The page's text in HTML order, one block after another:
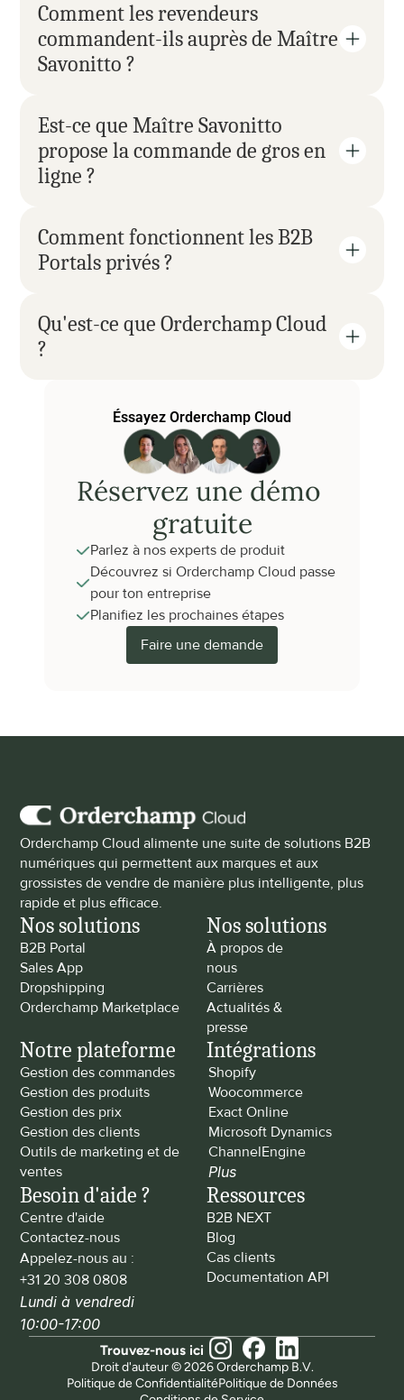
Comment les revendeurs
commandent-ils auprès de Maître
Savonitto ?
Est-ce que Maître Savonitto
propose la commande de gros en
ligne ?
Comment fonctionnent les B2B
Portals privés ?
Qu'est-ce que Orderchamp Cloud
?
Éssayez Orderchamp Cloud
Réservez une démo
gratuite
Parlez à nos experts de produit
Découvrez si Orderchamp Cloud passe
pour ton entreprise
Planifiez les prochaines étapes
Faire une demande
Orderchamp Cloud alimente une suite de solutions B2B
numériques qui permettent aux marques et aux
grossistes de vendre de manière plus intelligente, plus
rapide et plus efficace.
Nos solutions
B2B Portal
Sales App
Dropshipping
Orderchamp Marketplace
Nos solutions
À propos de
nous
Carrières
Actualités &
presse
Notre plateforme
Gestion des commandes
Gestion des produits
Gestion des prix
Gestion des clients
Outils de marketing et de
ventes
Intégrations
Shopify
Woocommerce
Exact Online
Microsoft Dynamics
ChannelEngine
Plus
Besoin d'aide ?
Centre d'aide
Contactez-nous
Appelez-nous au :
+31 20 308 0808
Lundi à vendredi
10:00-17:00
Ressources
B2B NEXT
Blog
Cas clients
Documentation API
Droit d'auteur © 2026 Orderchamp B.V.
Politique de ConfidentialitéPolitique de Données
Trouvez-nous ici